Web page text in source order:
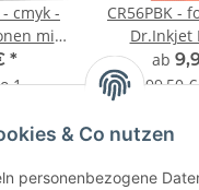
- cmyk -
mit
als
für
*
1
CR56PBK -
Dr.Inkjet
250ml -
ab
99,50
& Co nutzen
personenbezogene